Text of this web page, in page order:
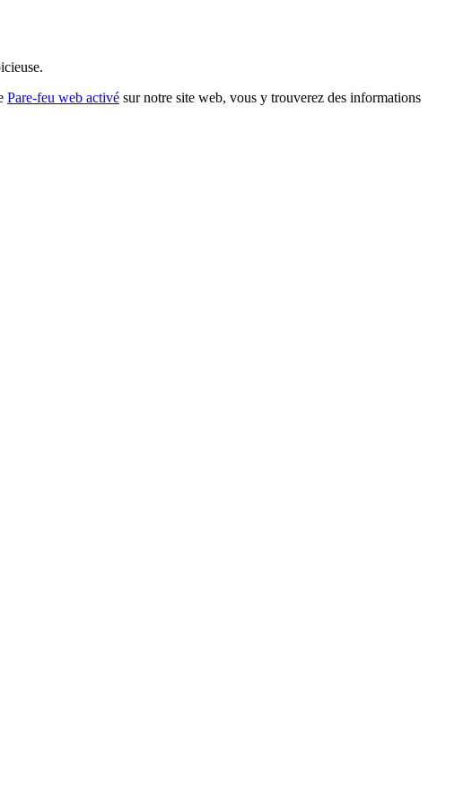
Pare-feu web activé sur notre site web, vous y trouverez des informations